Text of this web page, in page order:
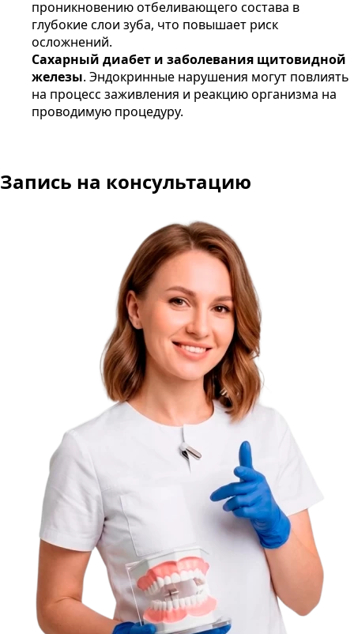
проникновению отбеливающего состава в
глубокие слои зуба, что повышает риск
осложнений.
Сахарный диабет и заболевания щитовидной
железы. Эндокринные нарушения могут повлиять
на процесс заживления и реакцию организма на
проводимую процедуру.
Запись на консультацию